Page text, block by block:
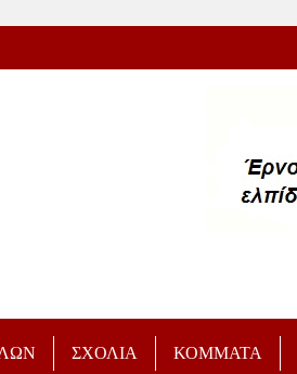
ΣΧΟΛΙΑ ΚΟΜΜΑΤΑ